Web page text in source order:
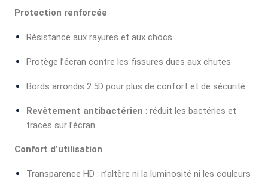
Protection renforcée
Résistance aux rayures et aux chocs
Protège l’écran contre les fissures dues aux chutes
Bords arrondis 2.5D pour plus de confort et de sécurité
Revêtement antibactérien : réduit les bactéries et
traces sur l’écran
Confort d’utilisation
Transparence HD : n’altère ni la luminosité ni les couleurs